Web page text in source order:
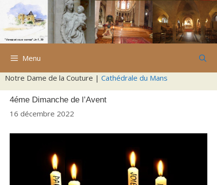
Aller
contenu
Menu
Notre Dame de la Couture | Cathédrale du Mans
4éme Dimanche de l’Avent
16 décembre 2022